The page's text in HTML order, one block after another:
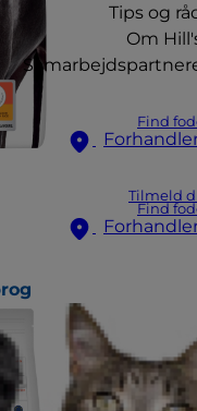
Tips og
Om
Find
Tilmeld
Find